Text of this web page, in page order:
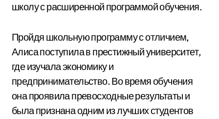
школу с расширенной программой обучения.
Пройдя школьную программу с отличием,
Алиса поступила в престижный университет,
где изучала экономику и
предпринимательство. Во время обучения
она проявила превосходные результаты и
была признана одним из лучших студентов